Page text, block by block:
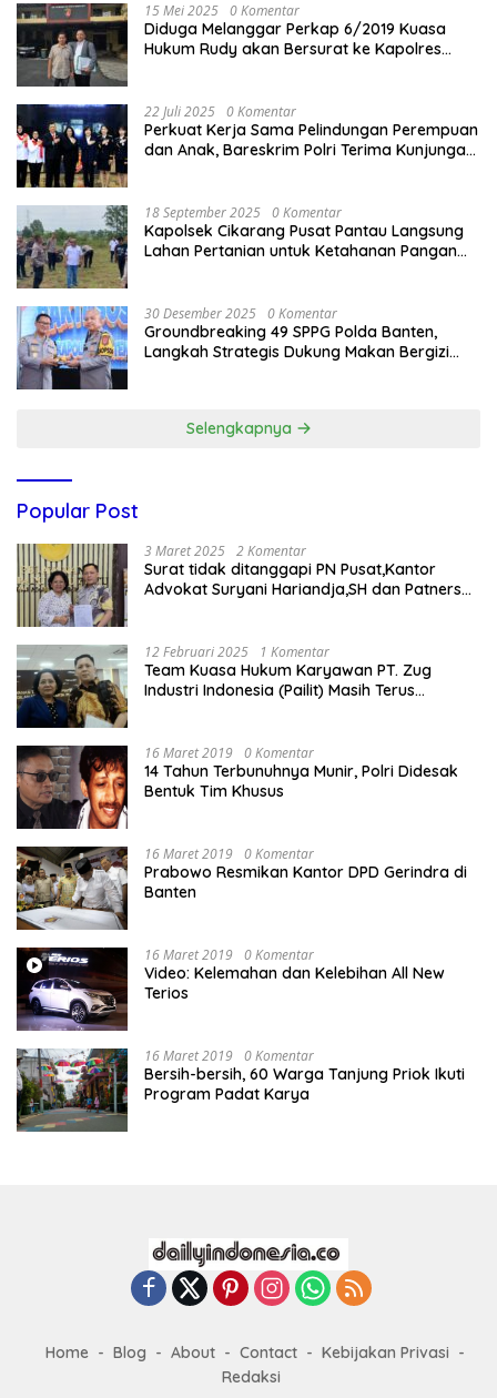
15 Mei 2025 0 Komentar
Diduga Melanggar Perkap 6/2019 Kuasa
Hukum Rudy akan Bersurat ke Kapolres
22 Juli 2025 0 Komentar
Perkuat Kerja Sama Pelindungan Perempuan
dan Anak, Bareskrim Polri Terima Kunjungan
18 September 2025 0 Komentar
Kapolsek Cikarang Pusat Pantau Langsung
Lahan Pertanian untuk Ketahanan Pangan
30 Desember 2025 0 Komentar
Groundbreaking 49 SPPG Polda Banten,
Langkah Strategis Dukung Makan Bergizi
Selengkapnya
Popular Post
3 Maret 2025 2 Komentar
Surat tidak ditanggapi PN Pusat,Kantor
Advokat Suryani Hariandja,SH dan Patners
12 Februari 2025 1 Komentar
Team Kuasa Hukum Karyawan PT. Zug
Industri Indonesia (Pailit) Masih Terus
16 Maret 2019 0 Komentar
14 Tahun Terbunuhnya Munir, Polri Didesak
Bentuk Tim Khusus
16 Maret 2019 0 Komentar
Prabowo Resmikan Kantor DPD Gerindra di
Banten
16 Maret 2019 0 Komentar
Video: Kelemahan dan Kelebihan All New
Terios
16 Maret 2019 0 Komentar
Bersih-bersih, 60 Warga Tanjung Priok Ikuti
Program Padat Karya
Home Blog About Contact
Kebijakan Privasi
Redaksi